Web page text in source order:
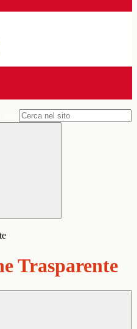
Trasparente